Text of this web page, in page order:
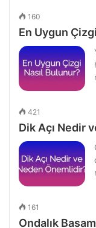
160
En Uygun
421
Dik Açı Nedir
161
Ondalık